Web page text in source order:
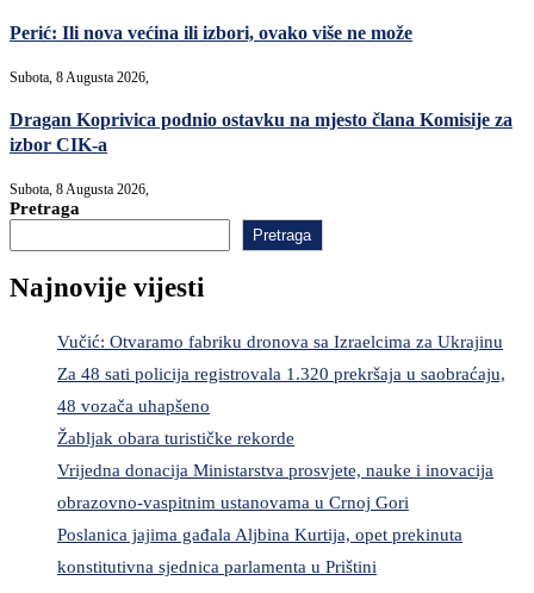
Perić: Ili nova većina ili izbori, ovako više ne može
Subota, 8 Augusta 2026,
Dragan Koprivica podnio ostavku na mjesto člana Komisije za
izbor CIK-a
Subota, 8 Augusta 2026,
Pretraga
Pretraga
Najnovije vijesti
Vučić: Otvaramo fabriku dronova sa Izraelcima za Ukrajinu
Za 48 sati policija registrovala 1.320 prekršaja u saobraćaju,
48 vozača uhapšeno
Žabljak obara turističke rekorde
Vrijedna donacija Ministarstva prosvjete, nauke i inovacija
obrazovno-vaspitnim ustanovama u Crnoj Gori
Poslanica jajima gađala Aljbina Kurtija, opet prekinuta
konstitutivna sjednica parlamenta u Prištini